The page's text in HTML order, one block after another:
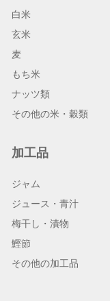
白米
玄米
麦
もち米
ナッツ類
その他の米・穀類
加工品
ジャム
ジュース・青汁
梅干し・漬物
鰹節
その他の加工品